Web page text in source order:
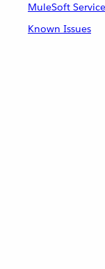
MuleSoft
Known Issues